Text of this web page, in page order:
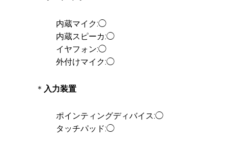
内蔵マイク:◯
内蔵スピーカ:◯
イヤフォン:◯
外付けマイク:◯
＊ 入力装置
ポインティングディバイス:◯
タッチパッド:◯